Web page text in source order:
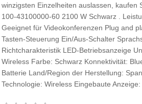
winzigsten Einzelheiten auslassen, kaufen
100-43100000-60 2100 W Schwarz .
Geeignet für Videokonferenzen Plug and
Tasten-Steuerung Ein/Aus-Schalter
Richtcharakteristik LED-Betriebsanzeige
Wireless Farbe: Schwarz Konnektivität:
Batterie Land/Region der Herstellung:
Technologie: Wireless Eingebaute